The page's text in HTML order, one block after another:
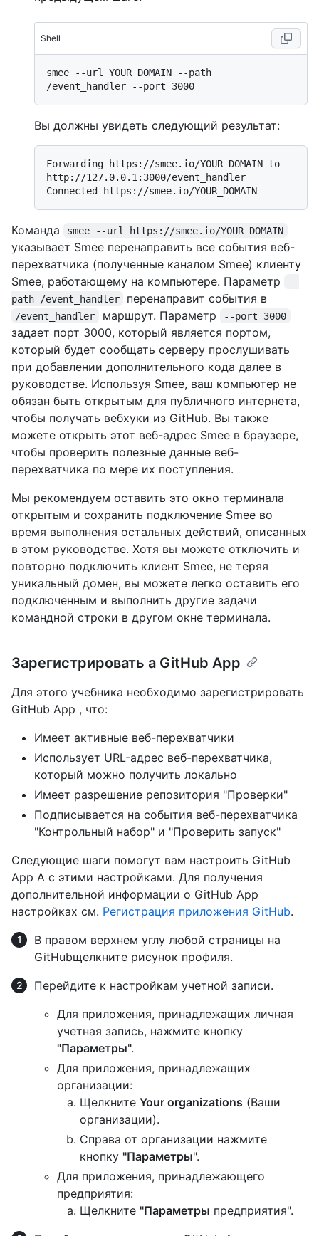
Shell
smee --url YOUR_DOMAIN --path
Вы должны увидеть следующий результат:
Forwarding https://smee.io/YOUR_DOMAIN to
http://127.0.0.1:3000/event_handler
Команда smee --url https://smee.io/YOUR_DOMAIN
указывает Smee перенаправить все события веб-
перехватчика (полученные каналом Smee) клиенту
Smee, работающему на компьютере. Параметр
--
path /event_handler
перенаправит события в
/event_handler маршрут. Параметр --port 3000
задает порт 3000, который является портом,
который будет сообщать серверу прослушивать
при добавлении дополнительного кода далее в
руководстве. Используя Smee, ваш компьютер не
обязан быть открытым для публичного интернета,
чтобы получать вебхуки из GitHub. Вы также
можете открыть этот веб-адрес Smee в браузере,
чтобы проверить полезные данные веб-
перехватчика по мере их поступления.
Мы рекомендуем оставить это окно терминала
открытым и сохранить подключение Smee во
время выполнения остальных действий, описанных
в этом руководстве. Хотя вы можете отключить и
повторно подключить клиент Smee, не теряя
уникальный домен, вы можете легко оставить его
подключенным и выполнить другие задачи
командной строки в другом окне терминала.
Зарегистрировать а GitHub App
Для этого учебника необходимо зарегистрировать
GitHub App , что:
Имеет активные веб-перехватчики
Использует URL-адрес веб-перехватчика,
который можно получить локально
Имеет разрешение репозитория "Проверки"
Подписывается на события веб-перехватчика
"Контрольный набор" и "Проверить запуск"
Следующие шаги помогут вам настроить GitHub
App A с этими настройками. Для получения
дополнительной информации о GitHub App
настройках см. Регистрация приложения GitHub.
В правом верхнем углу любой страницы на
GitHubщелкните рисунок профиля.
Перейдите к настройкам учетной записи.
Для приложения, принадлежащих личная
учетная запись, нажмите кнопку
"Параметры".
Для приложения, принадлежащих
организации:
Щелкните Your organizations (Ваши
организации).
Справа от организации нажмите
кнопку "Параметры".
Для приложения, принадлежающего
предприятия:
Щелкните "Параметры предприятия".